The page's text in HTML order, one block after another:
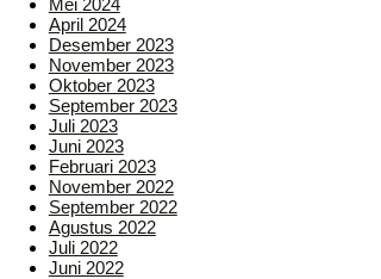
Mei 2024
April 2024
Desember 2023
November 2023
Oktober 2023
September 2023
Juli 2023
Juni 2023
Februari 2023
November 2022
September 2022
Agustus 2022
Juli 2022
Juni 2022